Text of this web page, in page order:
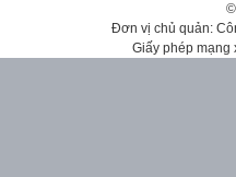
Đơn vị chủ quản:
Giấy phép mạng